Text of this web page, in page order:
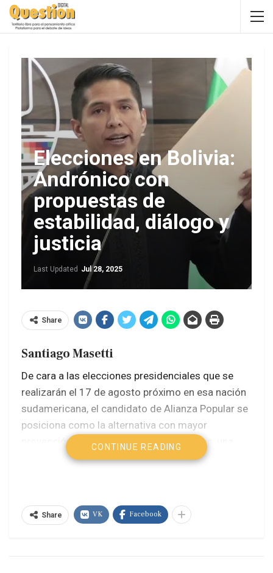
Elecciones en Bolivia:
Andrónico con
propuestas de
estabilidad, diálogo y
justicia
Last Updated Jul 28, 2025
Share
Santiago Masetti
De cara a las elecciones presidenciales que se
realizarán el 17 de agosto próximo en esa nación
sudamericana, el candidato de Alianza Popular se
posiciona como la alternativa con mayor
proyección, planteando, entre otras cosas, una
nueva forma de hacer política.
una bateria de propuestas que buscan ampliar
CONTINUE READING
Share VK Facebook